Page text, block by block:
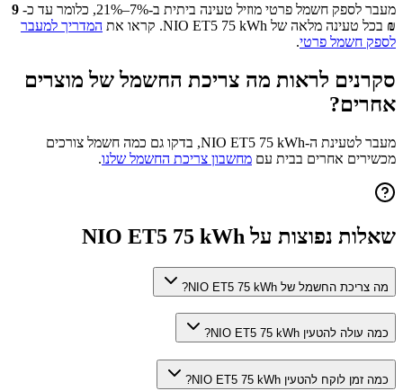
מעבר לספק חשמל פרטי מוזיל טעינה ביתית ב-7%–21%, כלומר עד כ-
9
₪ בכל טעינה מלאה של NIO ET5 75 kWh. קראו את המדריך למעבר
לספק חשמל פרטי.
סקרנים לראות מה צריכת החשמל של מוצרים
אחרים?
מעבר לטעינת ה-NIO ET5 75 kWh, בדקו גם כמה חשמל צורכים
מכשירים אחרים בבית עם מחשבון צריכת החשמל שלנו.
שאלות נפוצות על NIO ET5 75 kWh
מה צריכת החשמל של NIO ET5 75 kWh?
כמה עולה להטעין NIO ET5 75 kWh?
כמה זמן לוקח להטעין NIO ET5 75 kWh?